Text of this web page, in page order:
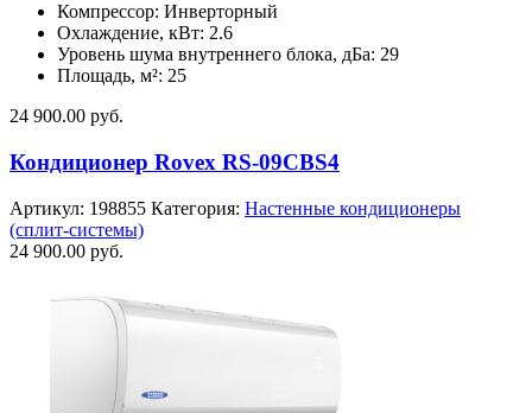
Компрессор: Инверторный
Охлаждение, кВт: 2.6
Уровень шума внутреннего блока, дБа: 29
Площадь, м²: 25
24 900.00 руб.
Кондиционер Rovex RS-09CBS4
Артикул: 198855 Категория: Настенные кондиционеры
(сплит-системы)
24 900.00 руб.